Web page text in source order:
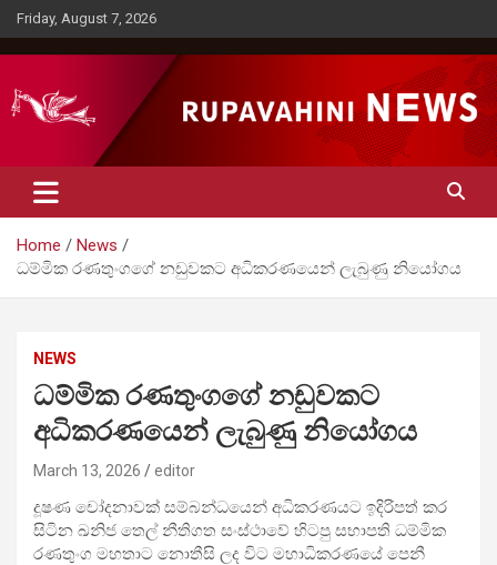
Skip
to
content
Friday, August 7, 2026
Rupavahini News
Home
News
ධම්මික රණතුංගගේ නඩුවකට අධිකරණයෙන් ලැබුණු නියෝගය
NEWS
ධම්මික රණතුංගගේ නඩුවකට
අධිකරණයෙන් ලැබුණු නියෝගය
March 13, 2026 editor
දූෂණ චෝදනාවක් සම්බන්ධයෙන් අධිකරණයට ඉදිරිපත් කර
සිටින ඛනිජ තෙල් නීතිගත සංස්ථාවේ හිටපු සභාපති ධම්මික
රණතුංග මහතාට නොතීසි ලද විට මහාධිකරණයේ පෙනී